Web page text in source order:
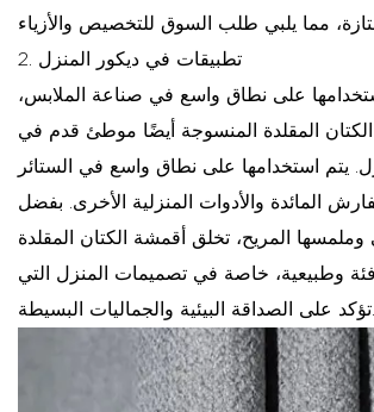
2. تطبيقات في ديكور المنزل
على نطاق واسع في صناعة الملابس،
المقلدة المنسوجة أيضًا موطئ قدم في
يتم استخدامها على نطاق واسع في الستائر
المائدة والأدوات المنزلية الأخرى. بفضل
المريح، تخلق أقمشة الكتان المقلدة
وطبيعية، خاصة في تصميمات المنزل التي
تؤكد على الصداقة البيئية والجماليات البسيطة.